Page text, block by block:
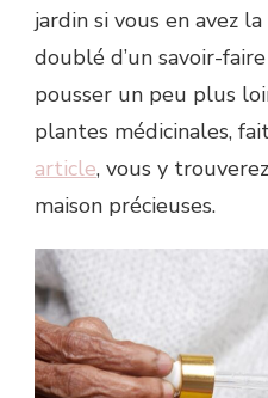
jardin si vous en avez la
doublé d’un savoir-
pousser un peu plus
plantes médicinales,
article, vous y
maison précieuses.